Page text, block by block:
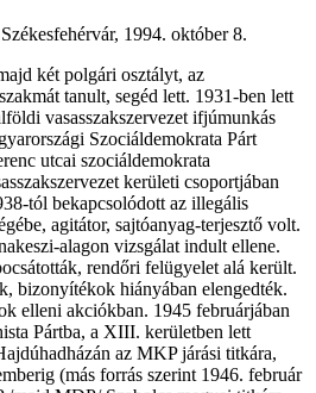
1994. október 8.
két polgári osztályt, az
tanult, segéd lett. 1931-ben lett
vasasszakszervezet ifjúmunkás
Szociáldemokrata Párt
utcai szociáldemokrata
kerületi csoportjában
tól bekapcsolódott az illegális
agitátor, sajtóanyag-terjesztő volt.
alagon vizsgálat indult ellene.
rendőri felügyelet alá került.
bizonyítékok hiányában elengedték.
elleni akciókban. 1945 februárjában
Pártba, a XIII. kerületben lett
az MKP járási titkára,
(más forrás szerint 1946. február